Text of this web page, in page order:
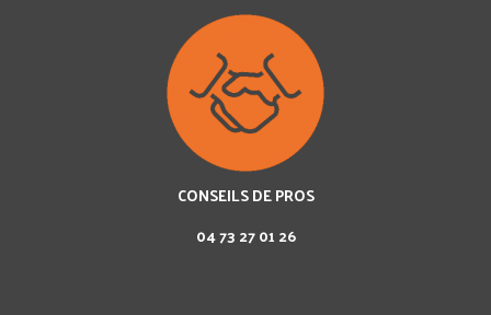
CONSEILS DE PROS
04 73 27 01 26